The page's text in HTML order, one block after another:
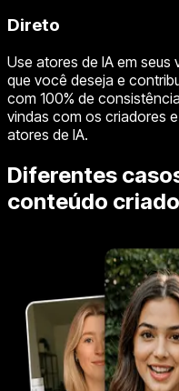
Direto
Use atores de IA em
que você deseja e
com 100% de
vindas com os criadores
atores de IA.
Diferentes
conteúdo